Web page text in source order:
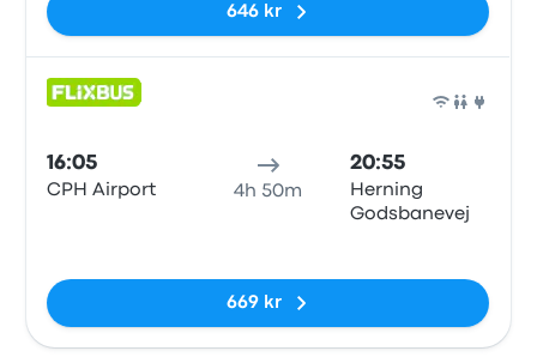
646 kr
16:05
CPH Airport 4h 50m
20:55
Herning
Godsbanevej
669 kr